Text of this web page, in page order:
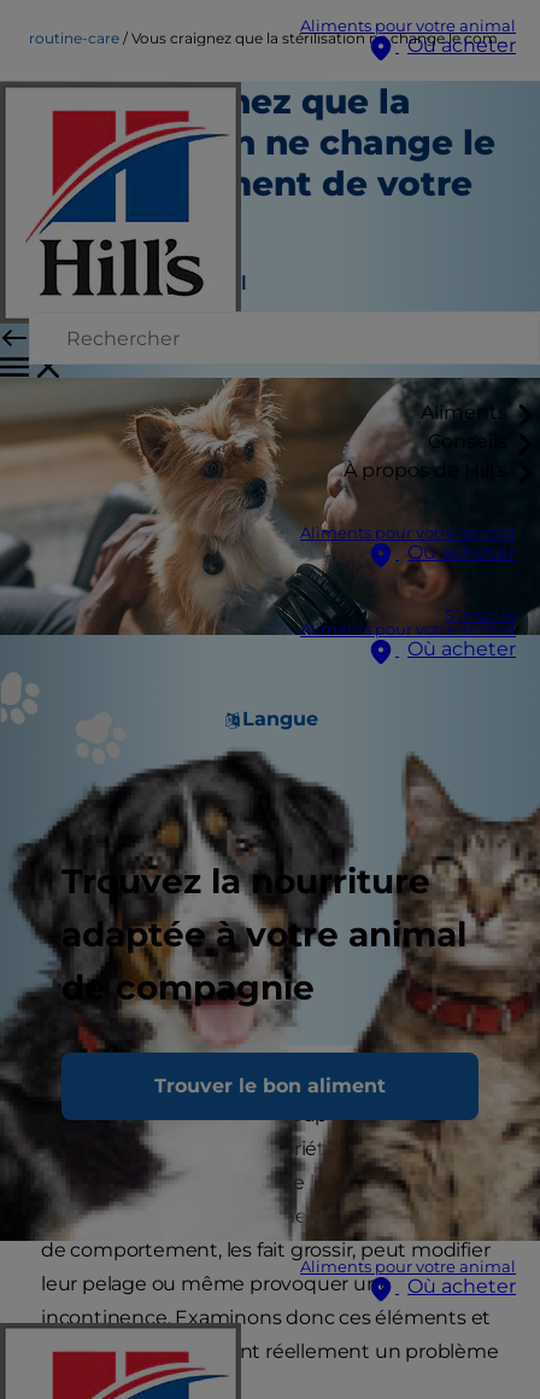
Aliments pour votre animal
Où acheter
Aliments
Conseils
À propos de Hill's
Aliments pour votre animal
Où acheter
S'inscrire
Aliments pour votre animal
Où acheter
Langue
Trouvez la nourriture
adaptée à votre animal
de compagnie
Trouver le bon aliment
Aliments pour votre animal
Où acheter
routine-care Vous craignez que la stérilisation ne change le comportement de votre animal ?
Vous craignez que la
stérilisation ne change le
comportement de votre
animal ?
Soins du quotidien
Auteur du personnel
Novembre 04, 2021
Lorsque l'on entend parler de la stérilisation des
chiens et des chats, beaucoup de choses
peuvent inquiéter les propriétaires. Vous avez
peut-être entendu dire que la stérilisation des
chats et des chiens entraîne des changements
de comportement, les fait grossir, peut modifier
leur pelage ou même provoquer une
incontinence. Examinons donc ces éléments et
voyons s'ils constituent réellement un problème
ou non.